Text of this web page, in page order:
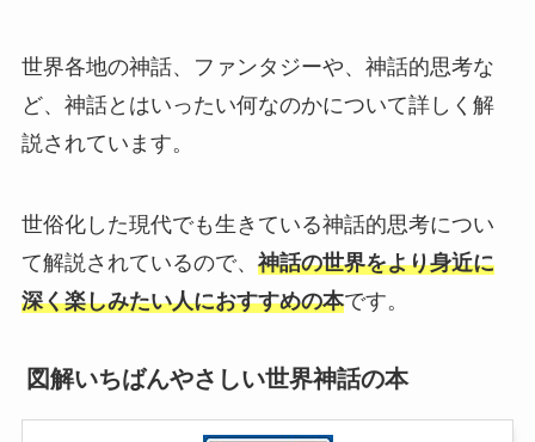
世界各地の神話、ファンタジーや、神話的思考な
ど、神話とはいったい何なのかについて詳しく解
説されています。
世俗化した現代でも生きている神話的思考につい
て解説されているので、 神話の世界をより身近に
深く楽しみたい人におすすめの本です。
図解いちばんやさしい世界神話の本